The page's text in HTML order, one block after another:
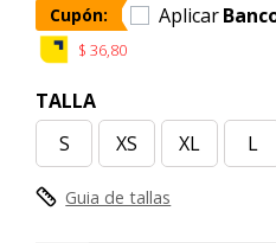
Cupón: Aplicar
$ 36,80
TALLA
S
XS XL L
Guia de tallas